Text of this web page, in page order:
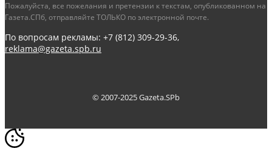
Пожалуйста, все пожелания и претензии к текстам, опубликованном на
Газета.СПб, отправляйте ТОЛЬКО по электронной почте.
По вопросам рекламы: +7 (812) 309-29-36,
reklama@gazeta.spb.ru
© 2007-2025 Gazeta.SPb